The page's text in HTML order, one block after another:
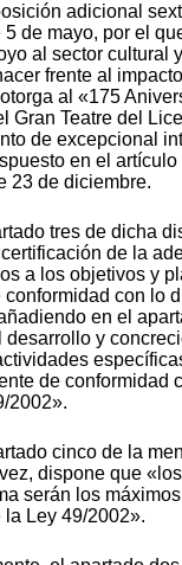
adicional
5 de mayo, por el
al sector cultural
frente al
al «175
Gran Teatre del
de excepcional
en el artículo
23 de diciembre.
tres de dicha
de la
a los objetivos y
conformidad con lo
en el
desarrollo y
de conformidad
2002».
cinco de la
dispone que
serán los
Ley 49/2002».